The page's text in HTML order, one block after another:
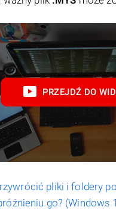
PRZEJDŹ DO
pliki i foldery
go? (Windows